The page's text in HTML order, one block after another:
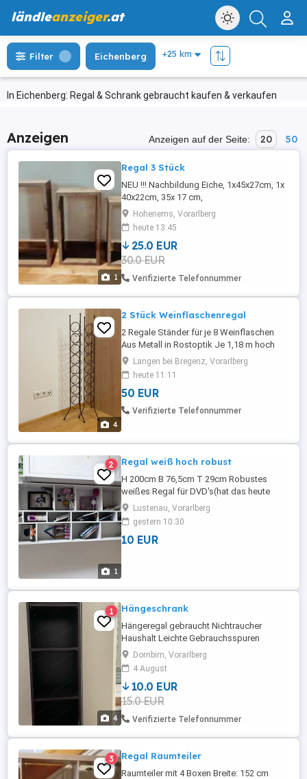
ländleanzeiger.at
In Eichenberg: Regal & Schrank gebraucht kaufen & verkaufen
Filter Eichenberg
Anzeigen Anzeigen auf der Seite: 20 50
1
Regal 3 Stück
NEU !!! Nachbildung Eiche, 1x45x27cm, 1x
40x22cm, 35x 17 cm,
Hohenems, Vorarlberg
heute 13:45
25.0 EUR
30.0 EUR
Verifizierte Telefonnummer
4
2 Stück Weinflaschenregal
2 Regale Ständer für je 8 Weinflaschen
Aus Metall in Rostoptik Je 1,18 m hoch
Nur Abholung
Langen bei Bregenz, Vorarlberg
heute 11:11
50 EUR
Verifizierte Telefonnummer
1
2 Regal weiß hoch robust
H 200cm B 76,5cm T 29cm Robustes
weißes Regal für DVD's(hat das heute
jemand noch?), Bücher natürlich, Mangas,
Dekoglump, usw..... Zustand: Gut
Lustenau, Vorarlberg
gestern 10:30
10 EUR
4
1 Hängeschrank
Hängeregal gebraucht Nichtraucher
Haushalt Leichte Gebrauchsspuren
sichtbar Maße: Höhe: 122cm Breite:36cm
Tiefe des Regal:29cm
Dornbirn, Vorarlberg
4 August
10.0 EUR
15.0 EUR
Verifizierte Telefonnummer
3 Regal Raumteiler
Raumteiler mit 4 Boxen Breite: 152 cm